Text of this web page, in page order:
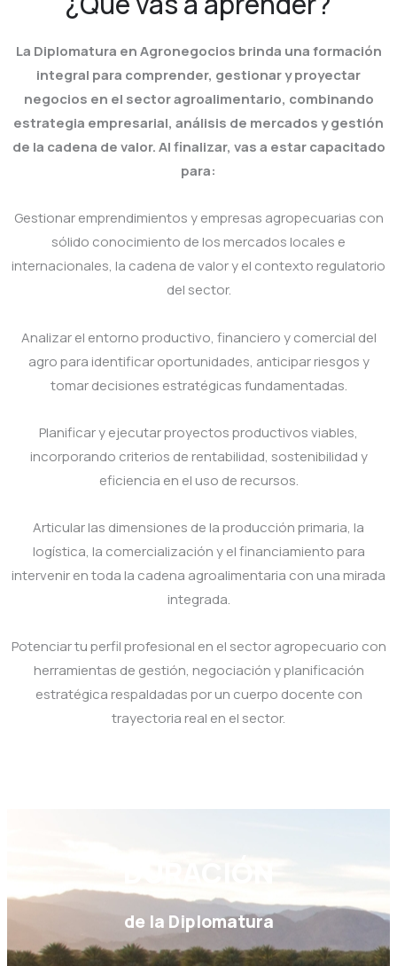
La Diplomatura en Agronegocios brinda una formación
integral para comprender, gestionar y proyectar
negocios en el sector agroalimentario, combinando
estrategia empresarial, análisis de mercados y gestión
de la cadena de valor. Al finalizar, vas a estar capacitado
para:
Gestionar emprendimientos y empresas agropecuarias con
sólido conocimiento de los mercados locales e
internacionales, la cadena de valor y el contexto regulatorio
del sector.
Analizar el entorno productivo, financiero y comercial del
agro para identificar oportunidades, anticipar riesgos y
tomar decisiones estratégicas fundamentadas.
Planificar y ejecutar proyectos productivos viables,
incorporando criterios de rentabilidad, sostenibilidad y
eficiencia en el uso de recursos.
Articular las dimensiones de la producción primaria, la
logística, la comercialización y el financiamiento para
intervenir en toda la cadena agroalimentaria con una mirada
integrada.
Potenciar tu perfil profesional en el sector agropecuario con
herramientas de gestión, negociación y planificación
estratégica respaldadas por un cuerpo docente con
trayectoria real en el sector.
de la Diplomatura